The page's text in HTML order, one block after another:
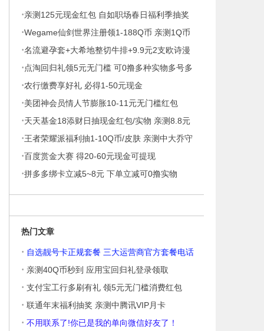
·亲测125元现金红包 自如职场春日福利季抽奖
·Wegame仙剑世界注册领1-188Q币 亲测1Q币
秒到
·名流避孕套+大希地整切牛排+9.9元2支欧诗漫
御纹眼霜
·点淘回归礼领5元无门槛 可0撸多种实物多号多
撸
·农行缴费享好礼 必得1-50元现金
·美团神会员情人节膨胀10-11元无门槛红包
·天天基金18添财日抽现金红包/实物 亲测8.8元
不秒到
·王者荣耀派福利抽1-10Q币/皮肤 亲测中大乔守
护之力
·百度赏金大赛 得20-60元现金可提现
·拼多多绑卡立减5~8元 下单立减可0撸实物
热门文章
· 自选靓号卡正规套餐 三大运营商官方套餐电话
· 亲测40Q币秒到 应用宝回归礼登录领取
· 支付宝工行多刷有礼 领5元无门槛消费红包
· 联通年末福利抽奖 亲测中腾讯VIP月卡
· 不用联系了!你已是我的单向微信好友了！